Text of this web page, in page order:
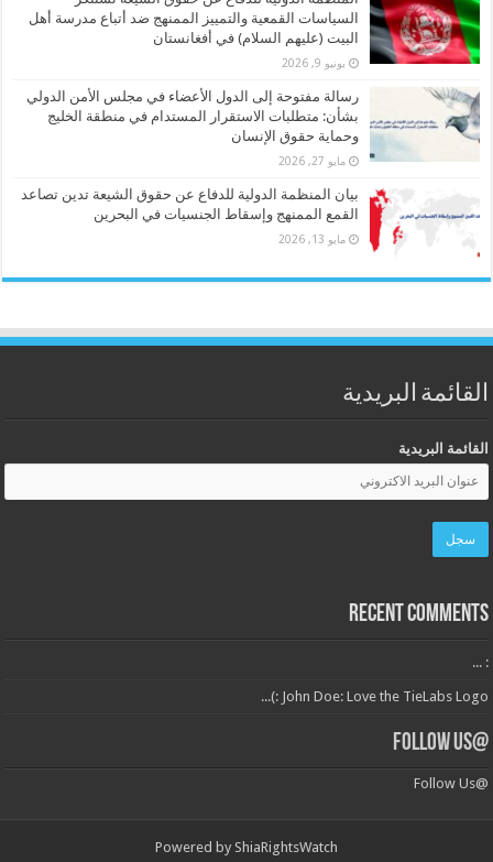
السياسات القمعية والتمييز الممنهج ضد أتباع مدرسة أهل
البيت (عليهم السلام) في أفغانستان
يونيو 9, 2026
رسالة مفتوحة إلى الدول الأعضاء في مجلس الأمن الدولي
بشأن: متطلبات الاستقرار المستدام في منطقة الخليج
وحماية حقوق الإنسان
مايو 27, 2026
بيان المنظمة الدولية للدفاع عن حقوق الشيعة تدين تصاعد
القمع الممنهج وإسقاط الجنسيات في البحرين
مايو 13, 2026
القائمة البريدية
القائمة البريدية
Recent Comments
: ...
John Doe: Love the TieLabs Logo :)...
@Follow Us
@Follow Us
Powered by ShiaRightsWatch